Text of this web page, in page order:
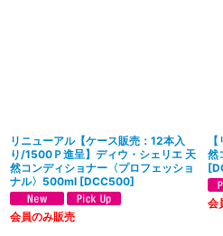
リニューアル【ケース販売：12本入
り/1500Ｐ進呈】ディウ・シェリエ 天
然コンディショナー〈プロフェッショ
ナル〉500ml [DCC500]
会員のみ販売
然
[
会